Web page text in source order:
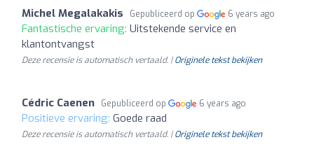
Michel Megalakakis Gepubliceerd op 6 years ago
Fantastische ervaring: Uitstekende service en
klantontvangst
Deze recensie is automatisch vertaald. |Originele tekst bekijken
Cédric Caenen Gepubliceerd op 6 years ago
Positieve ervaring: Goede raad
Deze recensie is automatisch vertaald. |Originele tekst bekijken